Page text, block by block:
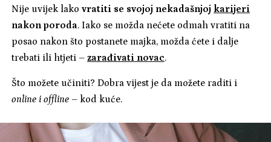
Nije uvijek lakovratiti se svojoj nekadašnjoj karijeri
nakon poroda. Iako se možda nećete odmah vratiti na
posao nakon što postanete majka, možda ćete i dalje
trebati ili htjeti –zarađivati novac.
Što možete učiniti? Dobra vijest je da možete raditi i
online i offline – kod kuće.